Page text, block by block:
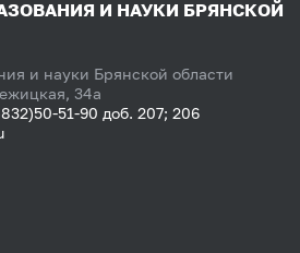
И НАУКИ БРЯНСКОЙ
и науки Брянской области
34а
51-90 доб. 207; 206